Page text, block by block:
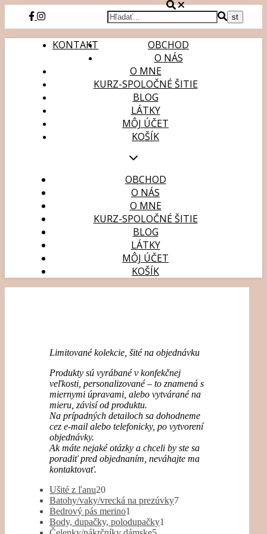
KONTAKT
OBCHOD
O NÁS
O MNE
KURZ-SPOLOČNÉ ŠITIE
BLOG
LÁTKY
MÔJ ÚČET
KOŠÍK
OBCHOD
O NÁS
O MNE
KURZ-SPOLOČNÉ ŠITIE
BLOG
LÁTKY
MÔJ ÚČET
KOŠÍK
Limitované kolekcie, šité na objednávku
Produkty sú vyrábané v konfekčnej
veľkosti, personalizované – to znamená s
miernymi úpravami, alebo vytvárané na
mieru, závisí od produktu.
Na prípadných detailoch sa dohodneme
cez e-mail alebo telefonicky, po vytvorení
objednávky.
Ak máte nejaké otázky a chceli by ste sa
poradiť pred objednaním, neváhajte ma
kontaktovať.
Ušité z ľanu2020
produktov
Batohy/vaky/vrecká na prezúvky77
Bedrový pás merino1
produkt
Body, dupačky, polodupačky1
5